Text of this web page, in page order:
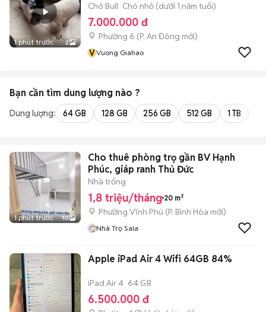
1 phút trước 2
Chó Bull Chó nhỏ (dưới 1 năm tuổi)
7.000.000 đ
Phường 6 (P. An Đông mới)
VVuong Giahao
Bạn cần tìm dung lượng nào ?
Dung lượng: 64 GB 128 GB 256 GB 512 GB 1 TB
1 phút trước 10
Cho thuê phòng trọ gần BV Hạnh
Phúc, giáp ranh Thủ Đức
Nhà trống
1,8 triệu/tháng 20 m²
Phường Vĩnh Phú (P. Bình Hòa mới)
Nhà Trọ Sala
Apple iPad Air 4 Wifi 64GB 84%
iPad Air 4 64 GB
6.500.000 đ